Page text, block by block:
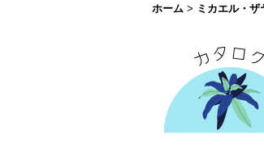
ホーム > ミカエル・